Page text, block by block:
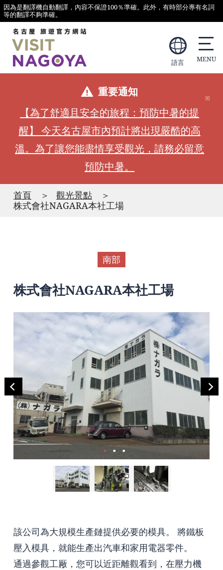
因為是翻譯機自動翻譯，內容不保證100％準確。此外，有時部分專有名詞
等的翻譯不夠準確。
語言
重要通知
【為了舒適且安全的旅程：預防中暑的提
醒】 今天名古屋市內預計將出現嚴酷的高
溫。為了讓您能盡情享受觀光，請務必留意
預防中暑。
首頁
觀光景點
株式會社NAGARA本社工場
南部
株式會社NAGARA本社工場
該公司為大規模生產鏈提供必要的模具。 將鐵板
壓入模具，就能生產出汽車和家用電器零件。
通過參觀工厰，您可以近距離觀看到，在壓力機